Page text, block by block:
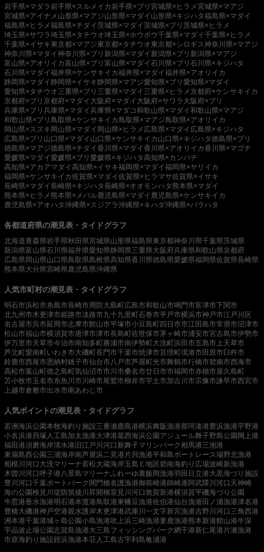
岩手県×マダラ 岩手県×スルメイカ 岩手県×ブリ 宮城県×ヒラメ宮城県×マアジ
宮城県×アイナメ 山形県×マアジ山形県×マダイ 山形県×キジハタ福島県×マダイ
福島県×ヒラメ福島県×チダイ茨城県×マダイ茨城県×ブリ 茨城県×ヒラメ
埼玉県×サワラ埼玉県×タチウオ埼玉県×ホウボウ千葉県×マダイ千葉県×ヒラメ
千葉県×イサキ東京都×マアジ東京都×タチウオ東京都×シロギス神奈川県×マアジ
神奈川県×マダイ神奈川県×ブリ 新潟県×マダイ 新潟県×ブリ 新潟県×マアジ
富山県×アオリイカ富山県×ブリ 富山県×マダイ石川県×ブリ 石川県×キジハタ
石川県×マダイ福井県×ケンサキイカ福井県×マダイ福井県×アオリイカ
静岡県×マダイ静岡県×イサキ静岡県×マアジ愛知県×ブリ 愛知県×マダイ
愛知県×タチウオ三重県×ブリ 三重県×マダイ 三重県×ヒラメ京都府×ケンサキイカ
京都府×ブリ 京都府×マダイ 大阪府×マダイ 大阪府×サワラ 大阪府×ブリ
兵庫県×ブリ 兵庫県×マダイ兵庫県×マダコ和歌山県×マダイ和歌山県×マアジ
和歌山県×ブリ 鳥取県×ケンサキイカ 鳥取県×マアジ鳥取県×アオリイカ
岡山県×スズキ岡山県×マダイ 岡山県×ヒラメ 広島県×マダイ 広島県×キジハタ
広島県×ブリ 山口県×マダイ 山口県×ケンサキイカ 山口県×キジハタ徳島県×ブリ
徳島県×マアジ徳島県×チダイ香川県×マダイ香川県×アオリイカ香川県×マゴチ
愛媛県×マダイ愛媛県×ブリ 愛媛県×キジハタ高知県×カンパチ
高知県×アカアマダイ高知県×イサキ福岡県×マダイ福岡県×ヤリイカ
福岡県×ケンサキイカ佐賀県×マダイ佐賀県×ヒラマサ佐賀県×イサキ
長崎県×マダイ長崎県×キジハタ長崎県×オオモンハタ 熊本県×マダイ
熊本県×ヒラメ 熊本県×メバル鹿児島県×マダイ 鹿児島県×ケンサキイカ
鹿児島県×アオハタ沖縄県×スジアラ沖縄県×キハダ沖縄県×バラハタ
各都道府県の潮見表・タイドグラフ
北海道青森県岩手県秋田県宮城県山形県福島県東京都神奈川県千葉県茨城県
新潟県富山県石川県福井県愛知県静岡県三重県大阪府兵庫県和歌山県京都府
広島県岡山県山口県鳥取県島根県高知県香川県徳島県愛媛県福岡県佐賀県長崎県
熊本県大分県宮崎県 鹿児島県沖縄県
人気市町村の潮見表・タイドグラフ
明石市浜松市糸島市長崎市周防大島町広島市和歌山市鳴門市富津市下関市
北九州市木更津市姫路市淡路市九十九里町石巻市平戸市横浜市神戸市江戸川区
名古屋市呉市延岡市志摩市館山市平塚市小豆島町四日市市江田島市常滑市沼津市
松山市福山市横須賀市唐津市津市長島町佐世保市茅ヶ崎市浦安市宮古島市伊勢市
伊万里市天草市今治市南知多町勝浦市南伊勢町大洗町浜田市五島市 上天草市
芦北町愛南町いわき市大磯町長門市千葉市焼津市亘理町境港市田原市臼杵市
鈴鹿市西尾市恩納村銚子市仙台市八戸市芦屋町光市舞鶴市行橋市碧南市西海市
高松市葉山町徳之島町気仙沼市市川市桑名市廿日市市福岡市赤穂市屋久島町
苫小牧市玉名市糸魚川市 川崎市尾鷲市柳井市宇土市加古川市宗像市諫早市西宮市
上越市倉敷市出水市南あわじ市
人気ポイントの潮見表・タイドグラフ
若洲海浜公園本牧海釣り施設三番瀬 鹿島港横浜舞阪漁港那珂湊港豊浜漁港宇野港
小名浜港 貝塚人工島加太漁港大津港葛西海浜公園アジュール舞子野島公園閖上港
福田港須磨海岸清水港 旧江戸川河口 新舞子マリンパーク相馬港三池港
東扇島西公園三浦海岸南芦屋浜二見港 片貝漁港平和島ボートレース場野北漁港
相模川河口 大洗マリーナ若松大蔵海岸玉島Ｅ地区碧南海釣り広場波崎新漁港
木曽川河口呼子港 八景島マリーナふれーゆ裏飯岡漁港羽田 日立港大黒海づり施設
豊川河口千葉ポートパーク関門橋名護漁港御前崎港師崎港阿武隈川河口 天神崎
海の公園検見川堤防筑後川昇開橋室見川河口敦賀新港横須賀平磯海づり公園
牛窓港垂水漁港明石港本渡港鳥取港東幡豆漁港佐伯港仙台漁港田ノ浦漁港津名港
豊橋大磯港神戸空港親水護岸木更津港武庫川一文字新宮漁港吉野川河口 三角西港
洲本港千葉港城ヶ島公園小島漁港吹上浜三崎漁港妻鹿漁港熊本新港館山港牛深
宇品波止場公園志賀島漁港大三島フィッシングパーク網干港新仁尾港 片瀬漁港
市原海釣り施設姪浜漁港本荘人工島古宇利島亀浦港